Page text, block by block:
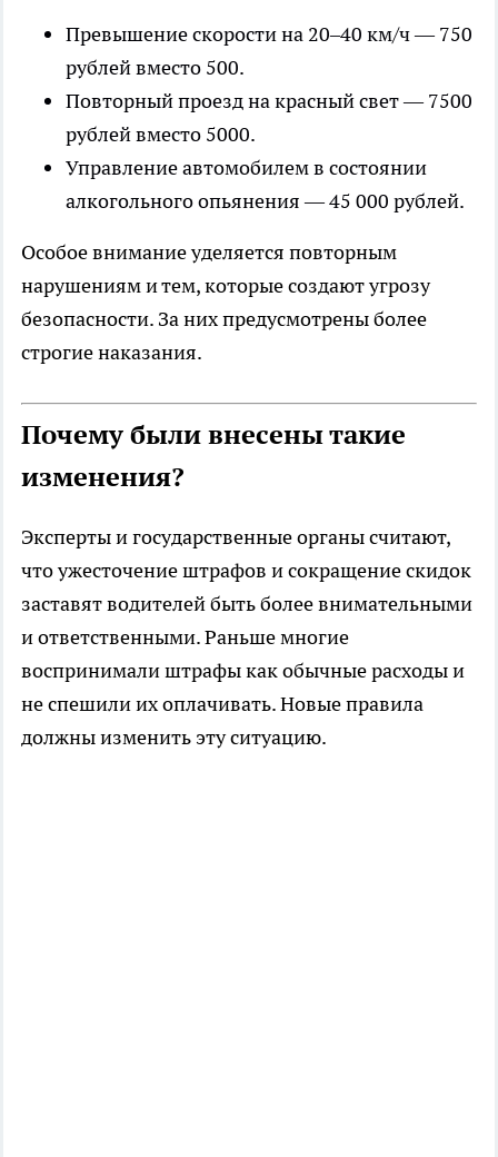
Превышение скорости на 20–40 км/ч — 750
рублей вместо 500.
Повторный проезд на красный свет — 7500
рублей вместо 5000.
Управление автомобилем в состоянии
алкогольного опьянения — 45 000 рублей.
Особое внимание уделяется повторным
нарушениям и тем, которые создают угрозу
безопасности. За них предусмотрены более
строгие наказания.
Почему были внесены такие
изменения?
Эксперты и государственные органы считают,
что ужесточение штрафов и сокращение скидок
заставят водителей быть более внимательными
и ответственными. Раньше многие
воспринимали штрафы как обычные расходы и
не спешили их оплачивать. Новые правила
должны изменить эту ситуацию.